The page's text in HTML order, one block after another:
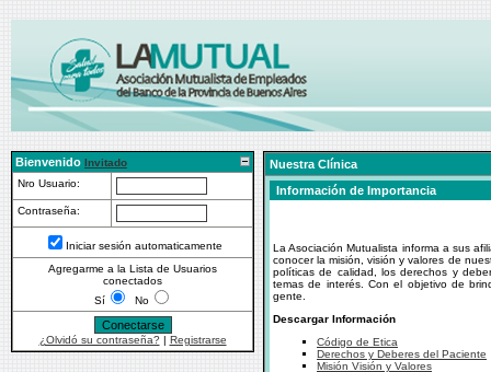
Bienvenido Invitado
Nro Usuario:
Contraseña:
Iniciar sesión automaticamente
Agregarme a la Lista de Usuarios
conectados
Sí
No
¿Olvidó su contraseña? | Registrarse
Nuestra Clínica
Información de Importancia
La Asociación Mutualista informa a sus
conocer la misión, visión y valores de
políticas de calidad, los derechos y
temas de interés. Con el objetivo de
gente.
Descargar Información
Código de Etica
Derechos y Deberes del Paciente
Misión Visión y Valores